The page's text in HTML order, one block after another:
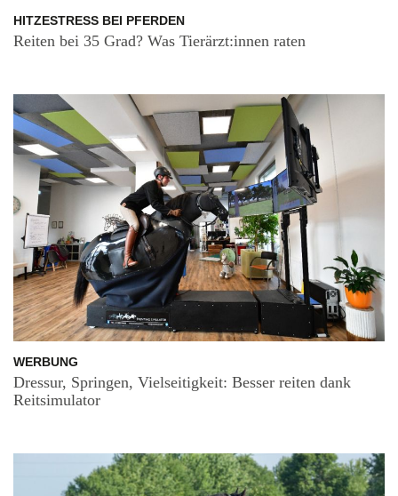
HITZESTRESS BEI PFERDEN
Reiten bei 35 Grad? Was Tierärzt:innen raten
WERBUNG
Dressur, Springen, Vielseitigkeit: Besser reiten dank
Reitsimulator